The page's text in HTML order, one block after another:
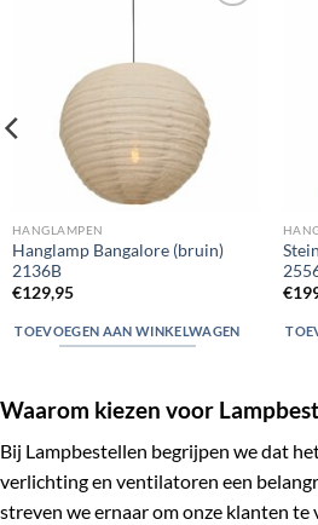
HANGLAMPEN
Hanglamp Bangalore (bruin)
2136B
€129,95
TOEVOEGEN AAN WINKELWAGEN
€
Waarom kiezen voor
Bij Lampbestellen begrijpen we dat
verlichting en ventilatoren een
streven we ernaar om onze klanten